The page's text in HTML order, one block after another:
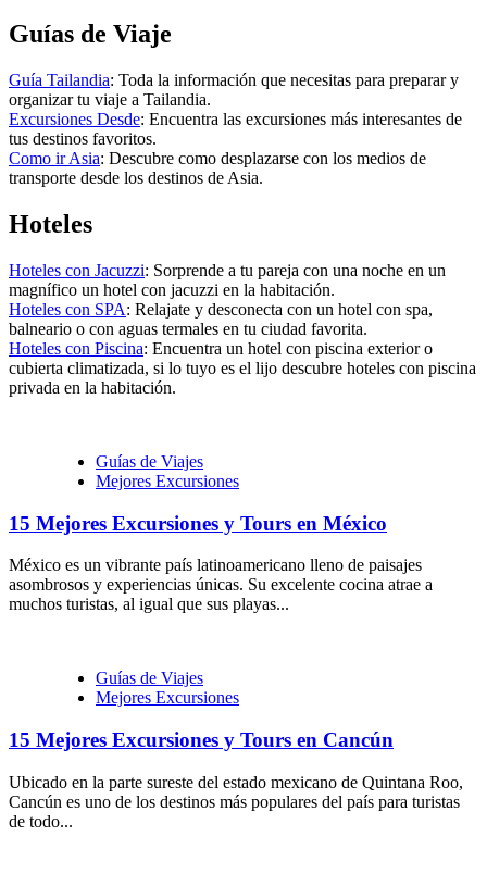
Guías de Viaje
Guía Tailandia: Toda la información que necesitas para preparar y
organizar tu viaje a Tailandia.
Excursiones Desde: Encuentra las excursiones más interesantes de
tus destinos favoritos.
Como ir Asia: Descubre como desplazarse con los medios de
transporte desde los destinos de Asia.
Hoteles
Hoteles con Jacuzzi: Sorprende a tu pareja con una noche en un
magnífico un hotel con jacuzzi en la habitación.
Hoteles con SPA: Relajate y desconecta con un hotel con spa,
balneario o con aguas termales en tu ciudad favorita.
Hoteles con Piscina: Encuentra un hotel con piscina exterior o
cubierta climatizada, si lo tuyo es el lijo descubre hoteles con piscina
privada en la habitación.
Guías de Viajes
Mejores Excursiones
15 Mejores Excursiones y Tours en México
México es un vibrante país latinoamericano lleno de paisajes
asombrosos y experiencias únicas. Su excelente cocina atrae a
muchos turistas, al igual que sus playas...
Guías de Viajes
Mejores Excursiones
15 Mejores Excursiones y Tours en Cancún
Ubicado en la parte sureste del estado mexicano de Quintana Roo,
Cancún es uno de los destinos más populares del país para turistas
de todo...